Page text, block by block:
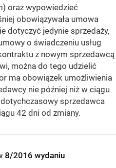
oraz wypowiedzieć
obowiązywała umowa
dotyczyć jedynie sprzedaży,
o świadczeniu usług
z nowym sprzedawcą
można do tego udzielić
ma obowiązek umożliwienia
nie później niż w ciągu
sprzedawca
42 dni od zmiany.
8/2016 wydaniu